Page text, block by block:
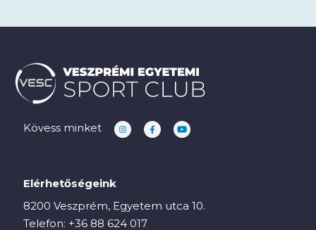
Kövess minket
Elérhetőségeink
8200 Veszprém, Egyetem utca 10.
Telefon: +36 88 624 017